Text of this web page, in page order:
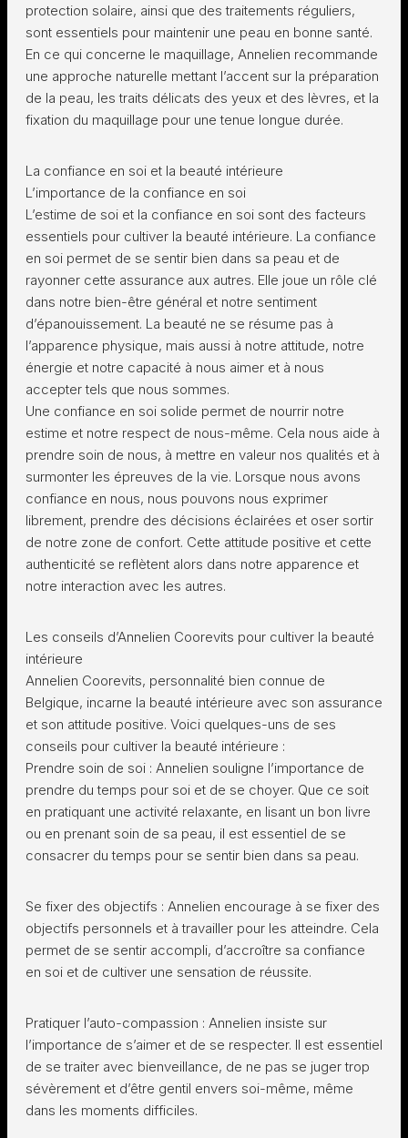
protection solaire, ainsi que des traitements réguliers,
sont essentiels pour maintenir une peau en bonne santé.
En ce qui concerne le maquillage, Annelien recommande
une approche naturelle mettant l’accent sur la préparation
de la peau, les traits délicats des yeux et des lèvres, et la
fixation du maquillage pour une tenue longue durée.
La confiance en soi et la beauté intérieure
L’importance de la confiance en soi
L’estime de soi et la confiance en soi sont des facteurs
essentiels pour cultiver la beauté intérieure. La confiance
en soi permet de se sentir bien dans sa peau et de
rayonner cette assurance aux autres. Elle joue un rôle clé
dans notre bien-être général et notre sentiment
d’épanouissement. La beauté ne se résume pas à
l’apparence physique, mais aussi à notre attitude, notre
énergie et notre capacité à nous aimer et à nous
accepter tels que nous sommes.
Une confiance en soi solide permet de nourrir notre
estime et notre respect de nous-même. Cela nous aide à
prendre soin de nous, à mettre en valeur nos qualités et à
surmonter les épreuves de la vie. Lorsque nous avons
confiance en nous, nous pouvons nous exprimer
librement, prendre des décisions éclairées et oser sortir
de notre zone de confort. Cette attitude positive et cette
authenticité se reflètent alors dans notre apparence et
notre interaction avec les autres.
Les conseils d’Annelien Coorevits pour cultiver la beauté
intérieure
Annelien Coorevits, personnalité bien connue de
Belgique, incarne la beauté intérieure avec son assurance
et son attitude positive. Voici quelques-uns de ses
conseils pour cultiver la beauté intérieure :
Prendre soin de soi : Annelien souligne l’importance de
prendre du temps pour soi et de se choyer. Que ce soit
en pratiquant une activité relaxante, en lisant un bon livre
ou en prenant soin de sa peau, il est essentiel de se
consacrer du temps pour se sentir bien dans sa peau.
Se fixer des objectifs : Annelien encourage à se fixer des
objectifs personnels et à travailler pour les atteindre. Cela
permet de se sentir accompli, d’accroître sa confiance
en soi et de cultiver une sensation de réussite.
Pratiquer l’auto-compassion : Annelien insiste sur
l’importance de s’aimer et de se respecter. Il est essentiel
de se traiter avec bienveillance, de ne pas se juger trop
sévèrement et d’être gentil envers soi-même, même
dans les moments difficiles.